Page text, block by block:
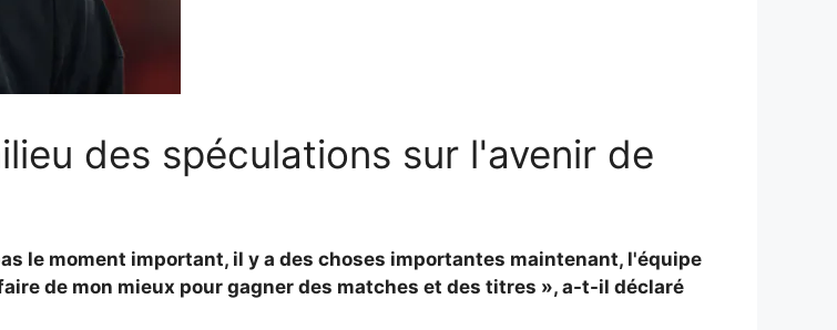
des spéculations sur l'avenir de
le moment important, il y a des choses importantes maintenant, l'équipe
de mon mieux pour gagner des matches et des titres », a-t-il déclaré